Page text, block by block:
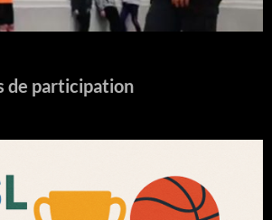
de participation